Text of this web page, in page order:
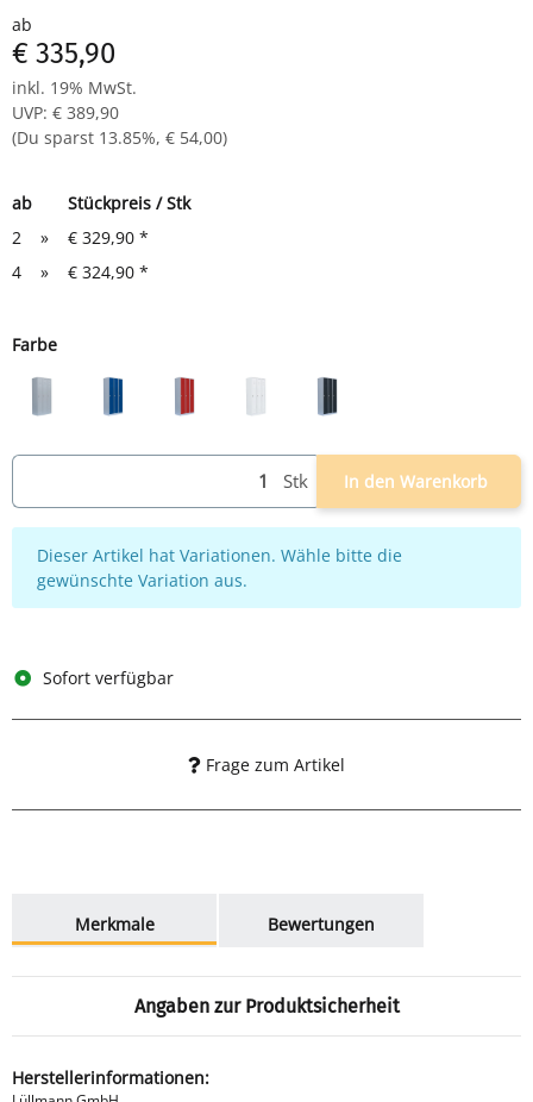
ab
€ 335,90
inkl. 19% MwSt.
UVP: € 389,90
(Du sparst 13.85%, € 54,00)
ab
Stückpreis / Stk
2
» € 329,90 *
4
» € 324,90 *
Farbe
Stk In den Warenkorb
x
Dieser Artikel hat Variationen. Wähle bitte die
gewünschte Variation aus.
Sofort verfügbar
Frage zum Artikel
Merkmale
Bewertungen
Angaben zur Produktsicherheit
Herstellerinformationen: